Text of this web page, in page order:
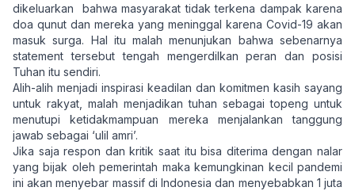
dikeluarkan bahwa masyarakat tidak terkena dampak karena
doa qunut dan mereka yang meninggal karena Covid-19 akan
masuk surga. Hal itu malah menunjukan bahwa sebenarnya
statement tersebut tengah mengerdilkan peran dan posisi
Tuhan itu sendiri.
Alih-alih menjadi inspirasi keadilan dan komitmen kasih sayang
untuk rakyat, malah menjadikan tuhan sebagai topeng untuk
menutupi ketidakmampuan mereka menjalankan tanggung
jawab sebagai ‘ulil amri’.
Jika saja respon dan kritik saat itu bisa diterima dengan nalar
yang bijak oleh pemerintah maka kemungkinan kecil pandemi
ini akan menyebar massif di Indonesia dan menyebabkan 1 juta